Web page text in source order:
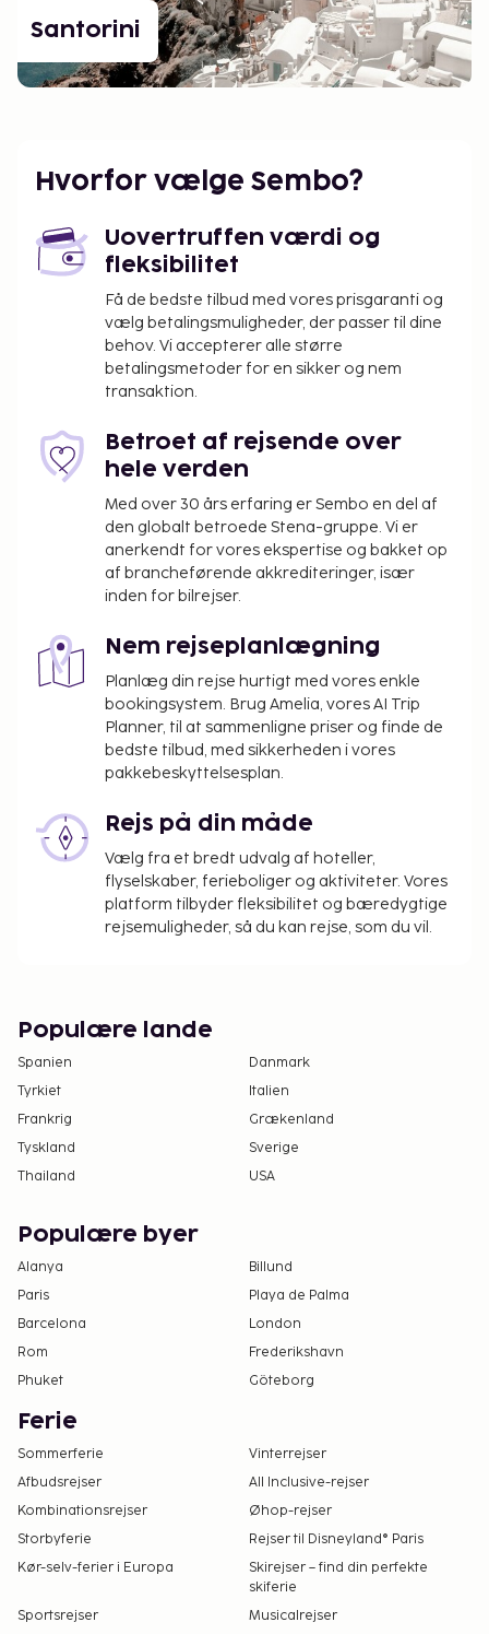
Santorini
Hvorfor vælge Sembo?
Uovertruffen værdi og
fleksibilitet
Få de bedste tilbud med vores prisgaranti og
vælg betalingsmuligheder, der passer til dine
behov. Vi accepterer alle større
betalingsmetoder for en sikker og nem
transaktion.
Betroet af rejsende over
hele verden
Med over 30 års erfaring er Sembo en del af
den globalt betroede Stena-gruppe. Vi er
anerkendt for vores ekspertise og bakket op
af brancheførende akkrediteringer, især
inden for bilrejser.
Nem rejseplanlægning
Planlæg din rejse hurtigt med vores enkle
bookingsystem. Brug Amelia, vores AI Trip
Planner, til at sammenligne priser og finde de
bedste tilbud, med sikkerheden i vores
pakkebeskyttelsesplan.
Rejs på din måde
Vælg fra et bredt udvalg af hoteller,
flyselskaber, ferieboliger og aktiviteter. Vores
platform tilbyder fleksibilitet og bæredygtige
rejsemuligheder, så du kan rejse, som du vil.
Populære lande
Spanien
Danmark
Tyrkiet
Italien
Frankrig
Grækenland
Tyskland
Sverige
Thailand
USA
Populære byer
Alanya
Billund
Paris
Playa de Palma
Barcelona
London
Rom
Frederikshavn
Phuket
Göteborg
Ferie
Sommerferie
Vinterrejser
Afbudsrejser
All Inclusive-rejser
Kombinationsrejser
Øhop-rejser
Storbyferie
Rejser til Disneyland® Paris
Kør-selv-ferier i Europa
Skirejser – find din perfekte
skiferie
Sportsrejser
Musicalrejser